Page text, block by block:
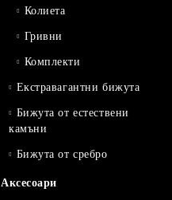
Колиета
Гривни
Комплекти
Екстравагантни бижута
Бижута от естествени
камъни
Бижута от сребро
Аксесоари